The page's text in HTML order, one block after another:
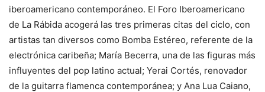
iberoamericano contemporáneo. El Foro Iberoamericano
de La Rábida acogerá las tres primeras citas del ciclo, con
artistas tan diversos como Bomba Estéreo, referente de la
electrónica caribeña; María Becerra, una de las figuras más
influyentes del pop latino actual; Yerai Cortés, renovador
de la guitarra flamenca contemporánea; y Ana Lua Caiano,